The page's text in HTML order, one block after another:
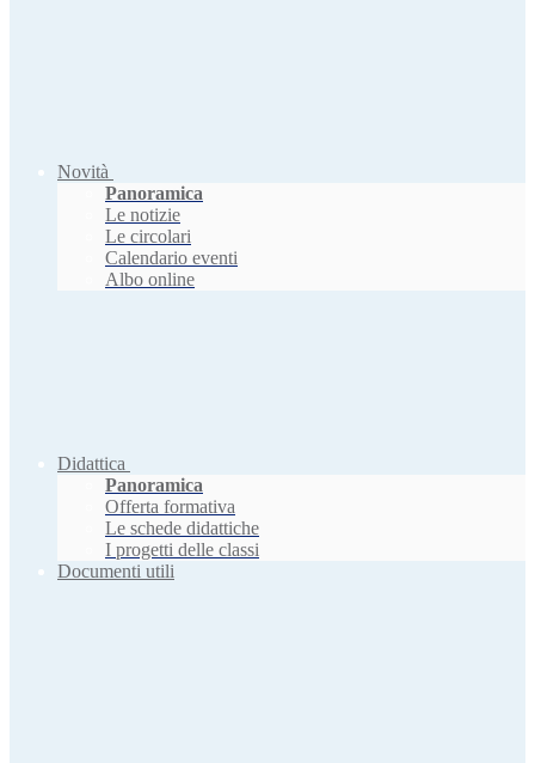
Novità
Panoramica
Le notizie
Le circolari
Calendario eventi
Albo online
Didattica
Panoramica
Offerta formativa
Le schede didattiche
I progetti delle classi
Documenti utili